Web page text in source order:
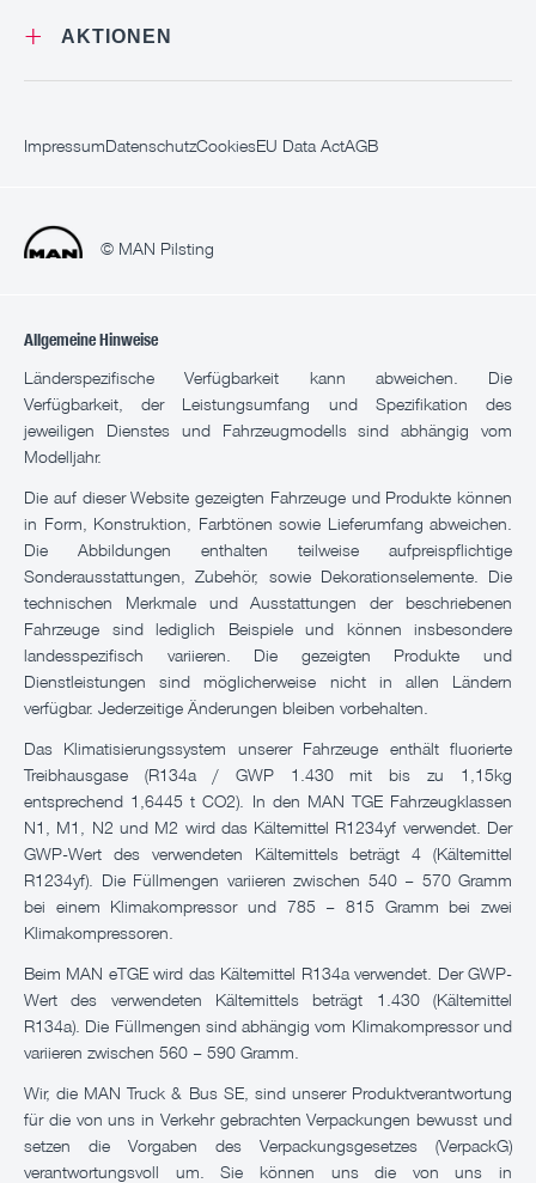
+ AKTIONEN
ImpressumDatenschutzCookiesEU Data ActAGB
© MAN Pilsting
Allgemeine Hinweise
Länderspezifische Verfügbarkeit kann abweichen. Die
Verfügbarkeit, der Leistungsumfang und Spezifikation des
jeweiligen Dienstes und Fahrzeugmodells sind abhängig vom
Modelljahr.
Die auf dieser Website gezeigten Fahrzeuge und Produkte können
in Form, Konstruktion, Farbtönen sowie Lieferumfang abweichen.
Die Abbildungen enthalten teilweise aufpreispflichtige
Sonderausstattungen, Zubehör, sowie Dekorationselemente. Die
technischen Merkmale und Ausstattungen der beschriebenen
Fahrzeuge sind lediglich Beispiele und können insbesondere
landesspezifisch variieren. Die gezeigten Produkte und
Dienstleistungen sind möglicherweise nicht in allen Ländern
verfügbar. Jederzeitige Änderungen bleiben vorbehalten.
Das Klimatisierungssystem unserer Fahrzeuge enthält fluorierte
Treibhausgase (R134a / GWP 1.430 mit bis zu 1,15kg
entsprechend 1,6445 t CO2). In den MAN TGE Fahrzeugklassen
N1, M1, N2 und M2 wird das Kältemittel R1234yf verwendet. Der
GWP-Wert des verwendeten Kältemittels beträgt 4 (Kältemittel
R1234yf). Die Füllmengen variieren zwischen 540 – 570 Gramm
bei einem Klimakompressor und 785 – 815 Gramm bei zwei
Klimakompressoren.
Beim MAN eTGE wird das Kältemittel R134a verwendet. Der GWP-
Wert des verwendeten Kältemittels beträgt 1.430 (Kältemittel
R134a). Die Füllmengen sind abhängig vom Klimakompressor und
variieren zwischen 560 – 590 Gramm.
Wir, die MAN Truck & Bus SE, sind unserer Produktverantwortung
für die von uns in Verkehr gebrachten Verpackungen bewusst und
setzen die Vorgaben des Verpackungsgesetzes (VerpackG)
verantwortungsvoll um. Sie können uns die von uns in